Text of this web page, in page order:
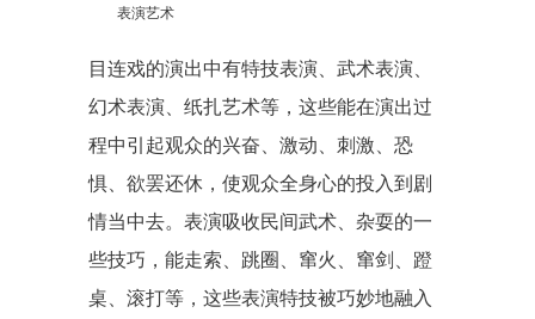
表演艺术
目连戏的演出中有特技表演、武术表演、
幻术表演、纸扎艺术等，这些能在演出过
程中引起观众的兴奋、激动、刺激、恐
惧、欲罢还休，使观众全身心的投入到剧
情当中去。表演吸收民间武术、杂耍的一
些技巧，能走索、跳圈、窜火、窜剑、蹬
桌、滚打等，这些表演特技被巧妙地融入